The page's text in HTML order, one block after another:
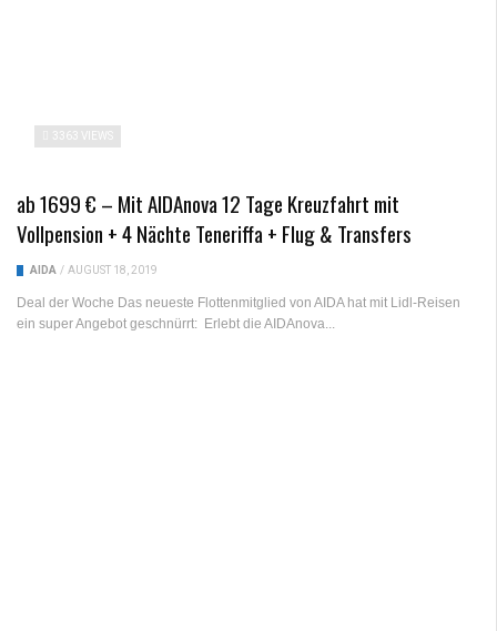
3363 VIEWS
ab 1699 € – Mit AIDAnova 12 Tage Kreuzfahrt mit
Vollpension + 4 Nächte Teneriffa + Flug & Transfers
AIDA / AUGUST 18, 2019
Deal der Woche Das neueste Flottenmitglied von AIDA hat mit Lidl-Reisen
ein super Angebot geschnürrt: Erlebt die AIDAnova...